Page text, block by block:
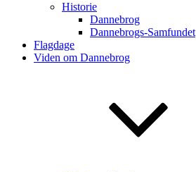
Historie
Dannebrog
Dannebrogs-Samfundet
Flagdage
Viden om Dannebrog